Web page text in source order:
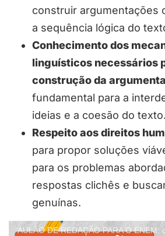
construir argumentações
a sequência lógica do
Conhecimento dos
linguísticos necessários
construção da
fundamental para a
ideias e a coesão do texto.
Respeito aos direitos
para propor soluções
para os problemas
respostas clichês e
genuínas.
AULÃO DE REDAÇÃO PARA O